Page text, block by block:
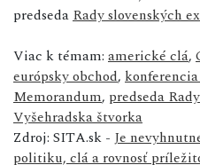
predsedaRady slovenských
Viac k témam: americké clá,
európsky obchod,
Memorandum, predseda
Vyšehradska štvorka
Zdroj: SITA.sk - Je
politiku, clá a rovnosť